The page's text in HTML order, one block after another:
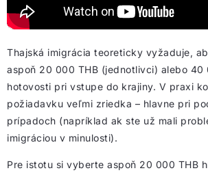
Thajská imigrácia teoreticky vyžaduje,
aspoň 20 000 THB (jednotlivci) alebo 40
hotovosti pri vstupe do krajiny. V praxi
požiadavku veľmi zriedka – hlavne pri
prípadoch (napríklad ak ste už mali
imigráciou v minulosti).
Pre istotu si vyberte aspoň 20 000 THB